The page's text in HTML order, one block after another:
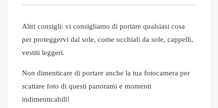
Altri consigli: vi consigliamo di portare qualsiasi cosa
per proteggervi dal sole, come occhiali da sole, cappelli,
vestiti leggeri.
Non dimenticare di portare anche la tua fotocamera per
scattare foto di questi panorami e momenti
indimenticabili!